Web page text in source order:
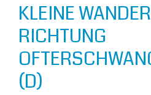
KLEINE
RICHTUNG
(D)